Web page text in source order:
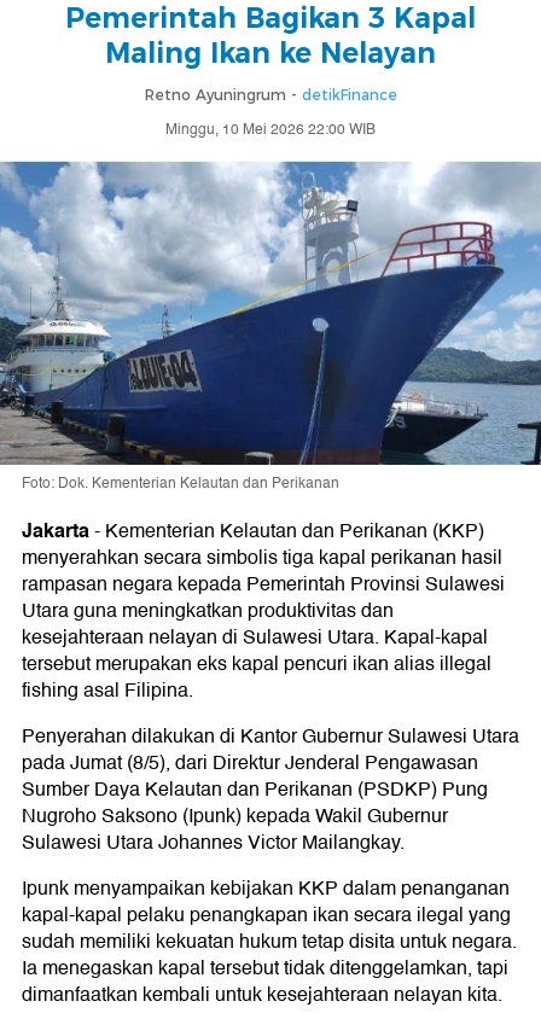
Pemerintah Bagikan 3 Kapal
Maling Ikan ke Nelayan
Retno Ayuningrum - detikFinance
Minggu, 10 Mei 2026 22:00 WIB
Foto: Dok. Kementerian Kelautan dan Perikanan
Jakarta-Kementerian Kelautan dan Perikanan (KKP)
menyerahkan secara simbolis tiga kapal perikanan hasil
rampasan negara kepada Pemerintah Provinsi Sulawesi
Utara guna meningkatkan produktivitas dan
kesejahteraan nelayan di Sulawesi Utara. Kapal-kapal
tersebut merupakan eks kapal pencuri ikan alias illegal
fishing asal Filipina.
Penyerahan dilakukan di Kantor Gubernur Sulawesi Utara
pada Jumat (8/5), dari Direktur Jenderal Pengawasan
Sumber Daya Kelautan dan Perikanan (PSDKP) Pung
Nugroho Saksono (Ipunk) kepada Wakil Gubernur
Sulawesi Utara Johannes Victor Mailangkay.
Ipunk menyampaikan kebijakan KKP dalam penanganan
kapal-kapal pelaku penangkapan ikan secara ilegal yang
sudah memiliki kekuatan hukum tetap disita untuk negara.
Ia menegaskan kapal tersebut tidak ditenggelamkan, tapi
dimanfaatkan kembali untuk kesejahteraan nelayan kita.